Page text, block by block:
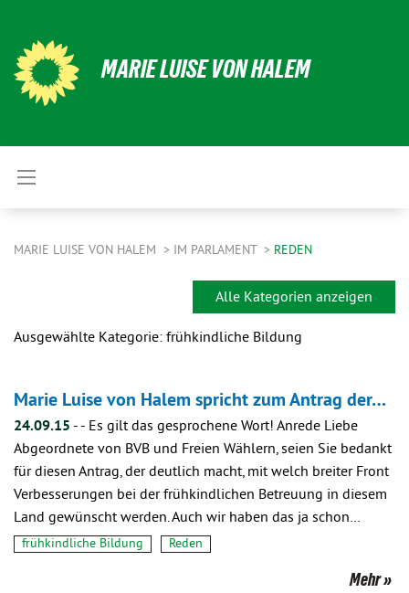
MARIE LUISE VON HALEM
MARIE LUISE VON HALEM IM PARLAMENT REDEN
Alle Kategorien anzeigen
Ausgewählte Kategorie: frühkindliche Bildung
Marie Luise von Halem spricht zum Antrag der…
24.09.15 - - Es gilt das gesprochene Wort! Anrede Liebe
Abgeordnete von BVB und Freien Wählern, seien Sie bedankt
für diesen Antrag, der deutlich macht, mit welch breiter Front
Verbesserungen bei der frühkindlichen Betreuung in diesem
Land gewünscht werden. Auch wir haben das ja schon…
frühkindliche Bildung Reden
Mehr